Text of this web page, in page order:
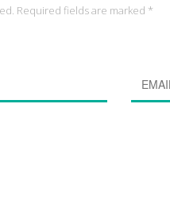
Required fields are marked *